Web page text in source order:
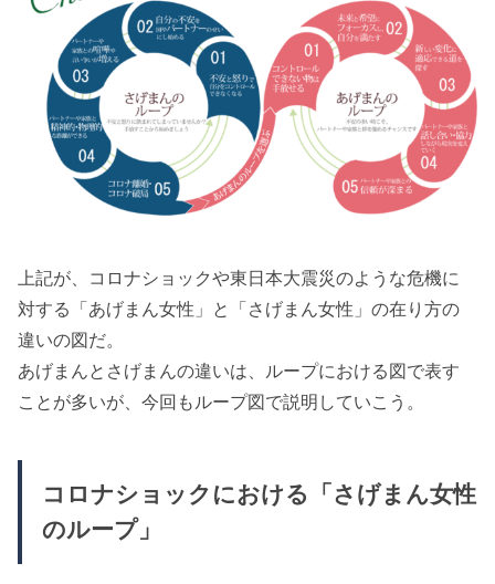
上記が、コロナショックや東日本大震災のような危機に
対する「あげまん女性」と「さげまん女性」の在り方の
違いの図だ。
あげまんとさげまんの違いは、ループにおける図で表す
ことが多いが、今回もループ図で説明していこう。
コロナショックにおける「さげまん女性
のループ」